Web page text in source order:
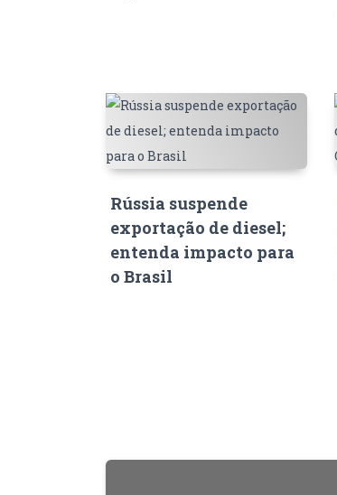
Rússia suspende
exportação de diesel;
entenda impacto para
o Brasil